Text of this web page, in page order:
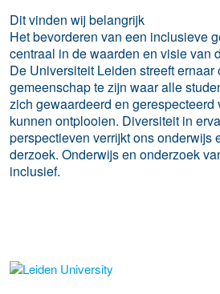
Dit vinden wij belangrijk
Het bevorderen van een inclusieve
centraal in de waarden en visie van
De Universiteit Leiden streeft
gemeenschap te zijn waar alle
zich gewaardeerd en
kunnen ontplooien. Diversiteit in
perspectieven verrijkt ons onderwijs
derzoek. Onderwijs en onderzoek
inclusief.
Meer werkgever details